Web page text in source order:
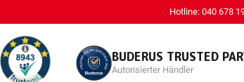
Hotline: 040 678
BUDERUS TRUSTED
Autorisierter Händler